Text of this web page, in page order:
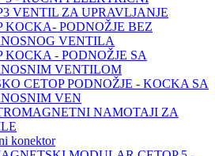
VENTIL ZA UPRAVLJANJE
KOCKA- PODNOŽJE BEZ
VENTILA
KOCKA - PODNOŽJE SA
VENTILOM
CETOP PODNOŽJE - KOCKA SA
VEN
NAMOTAJI ZA
konektor